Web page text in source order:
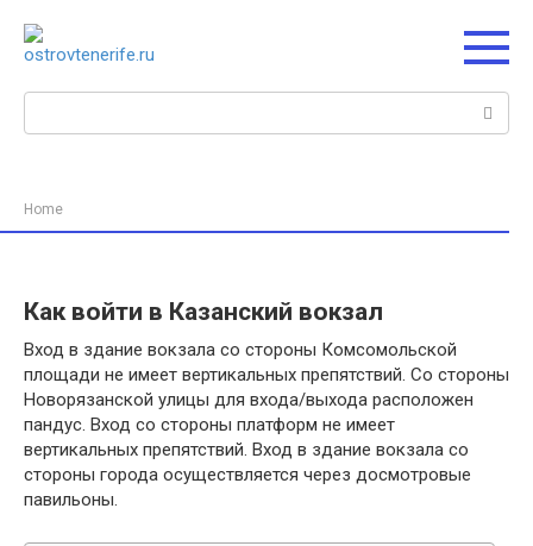
контенту
Поиск:
Home
Как войти в Казанский вокзал
Вход в здание вокзала со стороны Комсомольской
площади не имеет вертикальных препятствий. Со стороны
Новорязанской улицы для входа/выхода расположен
пандус. Вход со стороны платформ не имеет
вертикальных препятствий. Вход в здание вокзала со
стороны города осуществляется через досмотровые
павильоны.